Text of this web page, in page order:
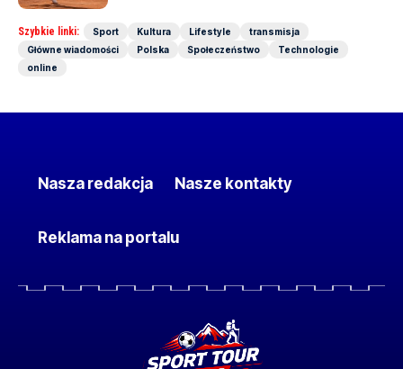
Szybkie linki: Sport Kultura Lifestyle
transmisja
Główne wiadomości
Polska Społeczeństwo
Technologie
online
Nasza redakcja Nasze kontakty
Reklama na portalu